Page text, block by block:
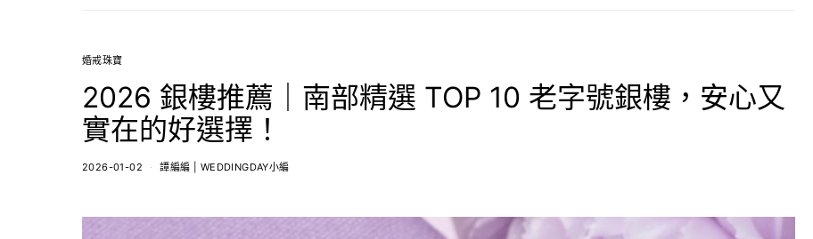
婚戒珠寶
2026 銀樓推薦｜南部精選 TOP 10 老字號銀樓，安心又
實在的好選擇！
2026-01-02 譚編編 | WEDDINGDAY小編